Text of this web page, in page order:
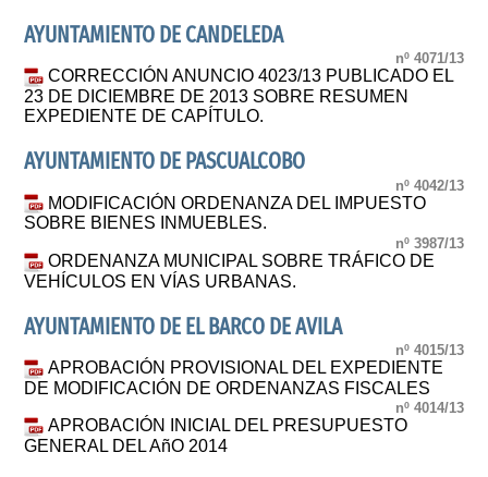
AYUNTAMIENTO DE CANDELEDA
nº 4071/13
CORRECCIÓN ANUNCIO 4023/13 PUBLICADO EL
23 DE DICIEMBRE DE 2013 SOBRE RESUMEN
EXPEDIENTE DE CAPÍTULO.
AYUNTAMIENTO DE PASCUALCOBO
nº 4042/13
MODIFICACIÓN ORDENANZA DEL IMPUESTO
SOBRE BIENES INMUEBLES.
nº 3987/13
ORDENANZA MUNICIPAL SOBRE TRÁFICO DE
VEHÍCULOS EN VÍAS URBANAS.
AYUNTAMIENTO DE EL BARCO DE AVILA
nº 4015/13
APROBACIÓN PROVISIONAL DEL EXPEDIENTE
DE MODIFICACIÓN DE ORDENANZAS FISCALES
nº 4014/13
APROBACIÓN INICIAL DEL PRESUPUESTO
GENERAL DEL AñO 2014